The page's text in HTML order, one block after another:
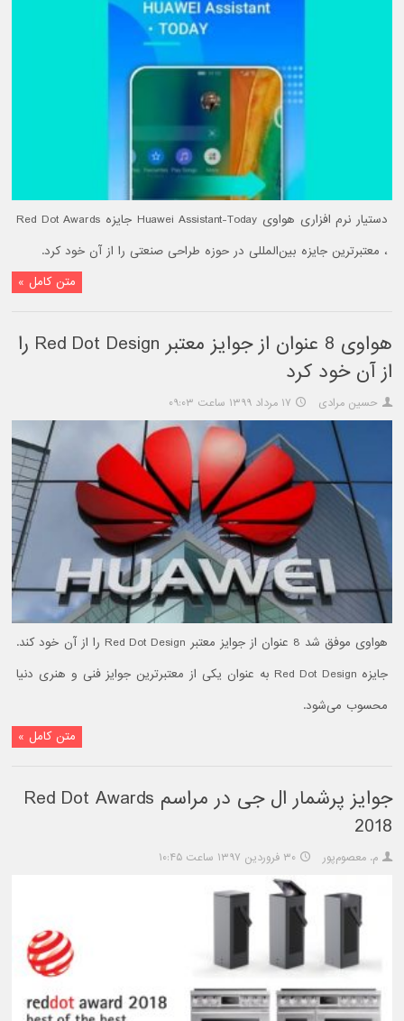
دستیار نرم افزاری هواوی Huawei Assistant-Today جایزه Red Dot Awards
، معتبرترین جایزه بین‌المللی در حوزه طراحی صنعتی را از آن خود کرد.
متن کامل »
هواوی 8 عنوان از جوایز معتبر Red Dot Design را
از آن خود کرد
حسین مرادی ۱۷ مرداد ۱۳۹۹ ساعت ۰۹:۰۳
هواوی موفق شد 8 عنوان از جوایز معتبر Red Dot Design را از آن خود کند.
جایزه Red Dot Design به عنوان یکی از معتبرترین جوایز فنی و هنری دنیا
محسوب می‌شود.
متن کامل »
جوایز پرشمار ال جی در مراسم Red Dot Awards
2018
م. معصوم‌پور ۳۰ فروردین ۱۳۹۷ ساعت ۱۰:۴۵